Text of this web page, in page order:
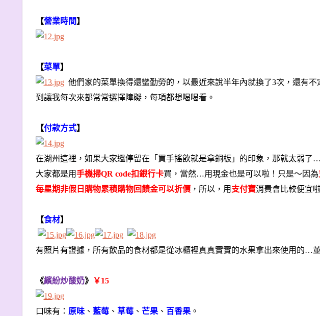
【營業時間】
【菜單】
他們家的菜單換得還蠻勤勞的，以最近來說半年內就換了3次，還有
到讓我每次來都常常選擇障礙，每項都想喝喝看。
【付款方式】
在湖州這裡，如果大家還停留在「買手搖飲就是拿銅板」的印象，那就太弱了…
大家都是用手機掃QR code扣銀行卡買，當然…用現金也是可以啦！只是〜因為
每星期非假日購物累積購物回饋金可以折價，所以，用 支付寶消費會比較便宜啦
【食材】
有照片有證據，所有飲品的食材都是從冰櫃裡真真實實的水果拿出來使用的…
《繽紛炒酸奶》 ￥15
口味有： 原味、 藍莓、 草莓、 芒果、 百香果。